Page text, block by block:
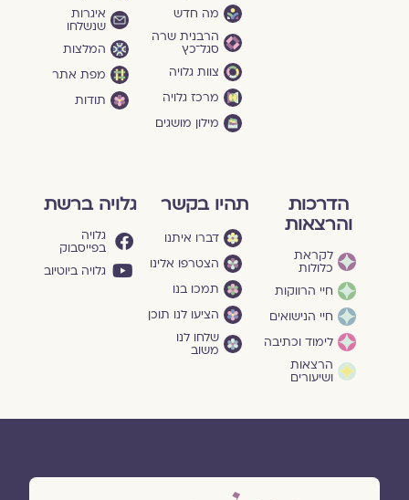
מה חדש
הרבנית שרה
סגל־כץ
צוות גלויה
מרכז גלויה
מילון מושגים
איגרות
שנשלחו
המלצות
מפת אתר
תודות
הדרכות
והרצאות
לקראת
כלולות
חיי הרווקות
חיי הנישואים
לימוד וכתיבה
הרצאות
ושיעורים
תהיו בקשר
דברו איתנו
הצטרפו אלינו
תמכו בנו
הציעו לנו תוכן
שלחו לנו
משוב
גלויה ברשת
גלויה
בפייסבוק
גלויה ביוטיוב